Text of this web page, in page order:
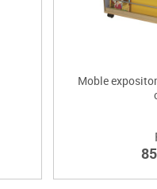
Moble